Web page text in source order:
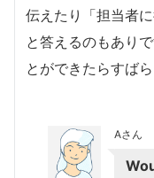
伝えたり「担当者
と答えるのもあり
とができたらすばら
Aさん